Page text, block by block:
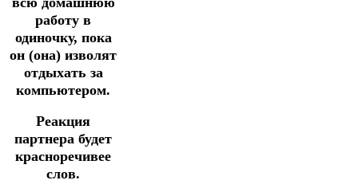
работу в
одиночку, пока
он (она) изволят
отдыхать за
компьютером.
Реакция
партнера будет
красноречивее
слов.